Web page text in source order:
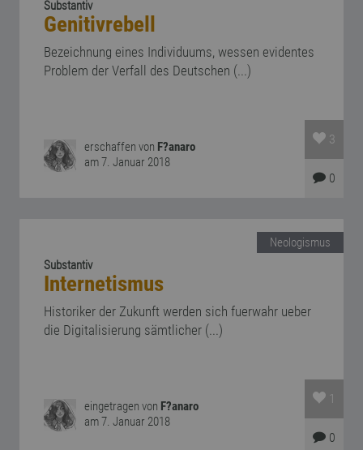
Substantiv
Genitivrebell
Bezeichnung eines Individuums, wessen evidentes
Problem der Verfall des Deutschen (...)
erschaffen von F?anaro
am 7. Januar 2018
3
0
Neologismus
Substantiv
Internetismus
Historiker der Zukunft werden sich fuerwahr ueber
die Digitalisierung sämtlicher (...)
eingetragen von F?anaro
am 7. Januar 2018
1
0